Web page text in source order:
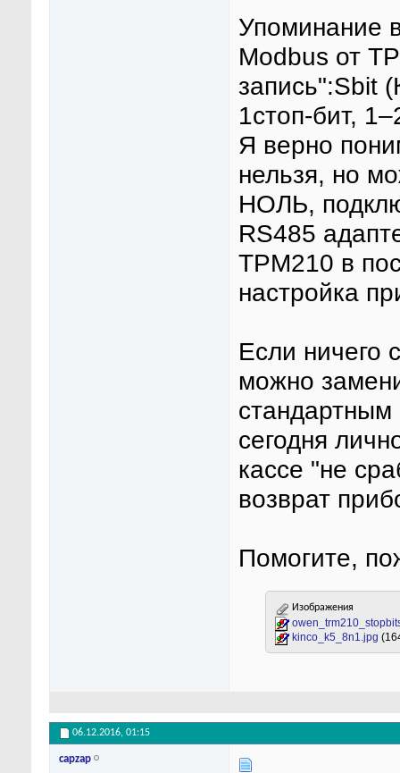
Упоминание
Modbus от
запись":Sbit
1стоп-бит,
Я верно
нельзя, но
НОЛЬ,
RS485
ТРМ210 в
настройка
Если ничего
можно
стандартным
сегодня
кассе "не
возврат
Помогите,
Изображения
kinco_k5_8n1.jpg
06.12.2016, 01:15
capzap